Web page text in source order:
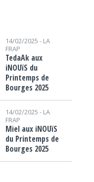
14/02/2025 - LA
FRAP
TedaAk aux
iNOUïS du
Printemps de
Bourges 2025
14/02/2025 - LA
FRAP
Miel aux iNOUïS
du Printemps de
Bourges 2025